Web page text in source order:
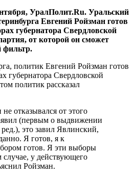
УралПолит.Ru. Уральский
Евгений Ройзман готов
губернатора Свердловской
от которой он сможет
фильтр.
политик Евгений Ройзман готов
губернатора Свердловской
политик рассказал
отказывался от этого
(первым о выдвижении
это завил Явлинский,
Я готов, я к
готов. Я эти выборы
у действующего
Ройзман.